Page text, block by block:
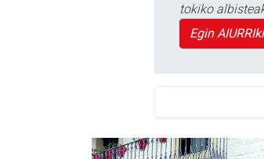
tokiko
Egin